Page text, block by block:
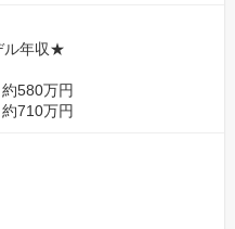
ル年収★
580万円
710万円